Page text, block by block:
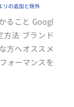
リの追加と除外
ること Googl
法 ブランド
方へオススメ
ォーマンスを